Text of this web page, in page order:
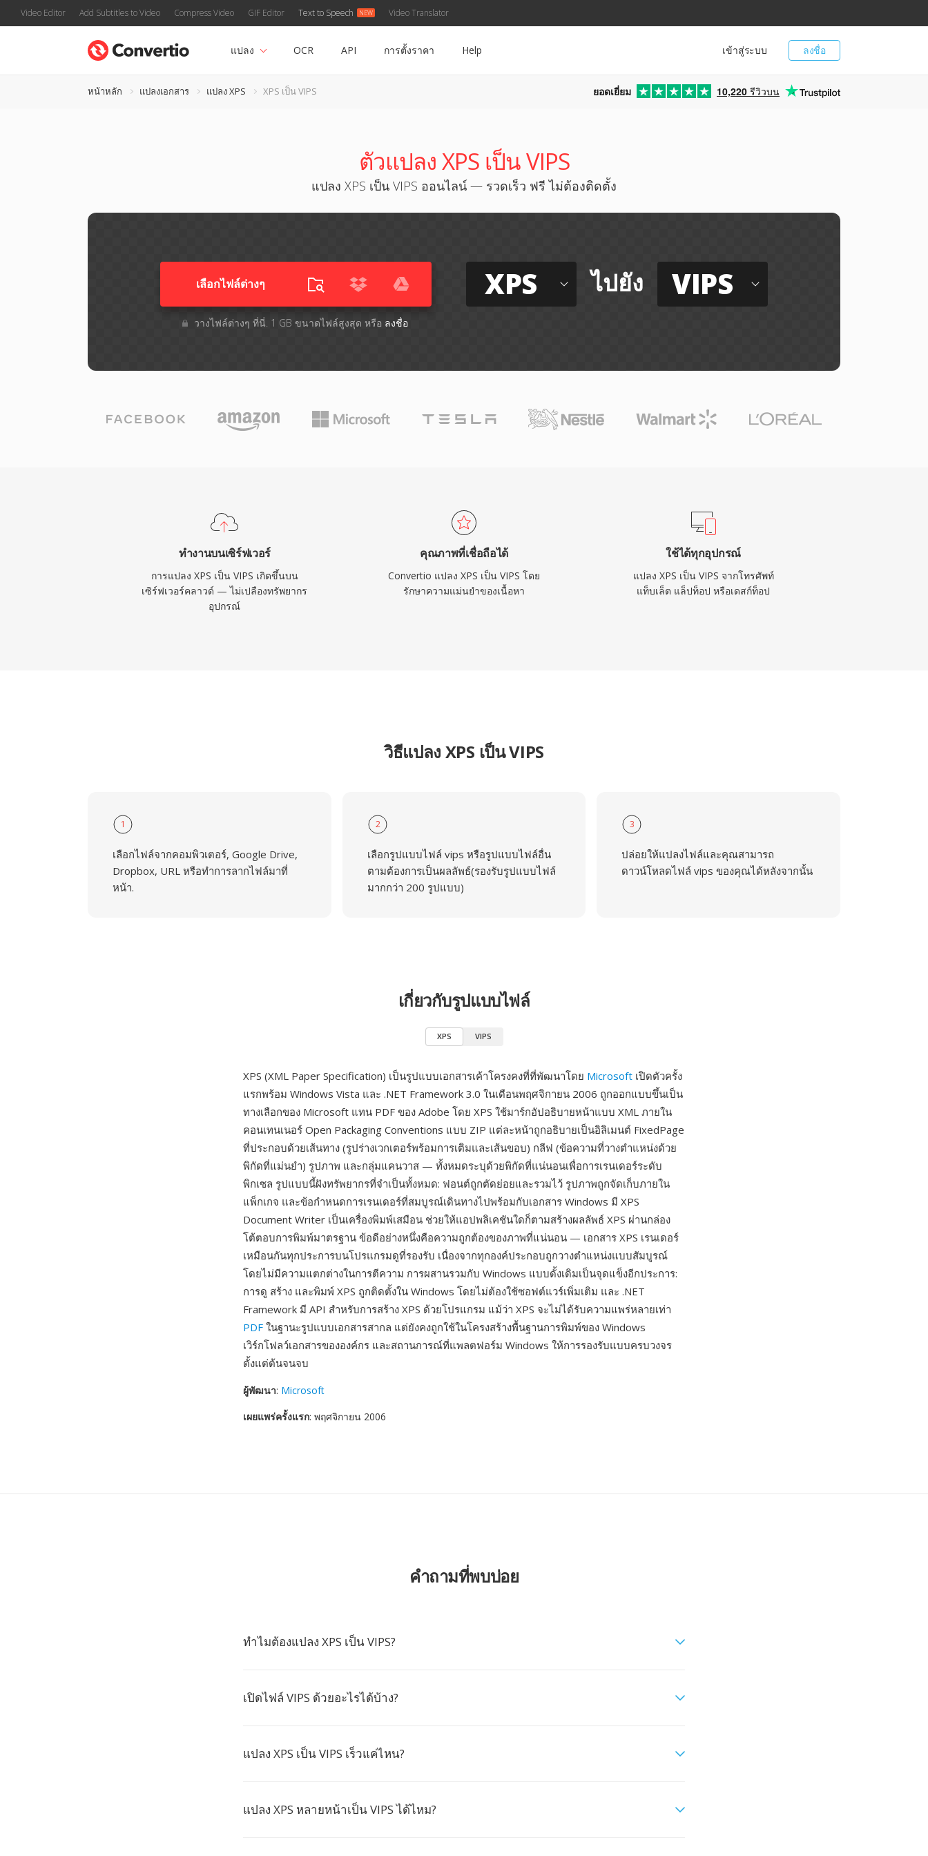
Video Editor Add Subtitles to Video Compress Video GIF Editor Text to Speech Video Translator
ลงชื่อ
เข้าสู่ระบบ
แปลง OCR API การตั้งราคา Help
หน้าหลัก แปลงเอกสาร แปลง XPS XPS เป็น VIPS ยอดเยี่ยม 10,220 รีวิวบน
ตัวแปลง XPS เป็น VIPS
แปลง XPS เป็น VIPS ออนไลน์ — รวดเร็ว ฟรี ไม่ต้องติดตั้ง
เลือกไฟล์ต่างๆ​
วางไฟล์ต่างๆ​ ที่นี่. 1 GB ขนาดไฟล์สูงสุด หรือ ลงชื่อ
XPS ไปยัง VIPS
ทำงานบนเซิร์ฟเวอร์
การแปลง XPS เป็น VIPS เกิดขึ้นบน
เซิร์ฟเวอร์คลาวด์ — ไม่เปลืองทรัพยากร
อุปกรณ์
คุณภาพที่เชื่อถือได้
Convertio แปลง XPS เป็น VIPS โดย
รักษาความแม่นยำของเนื้อหา
ใช้ได้ทุกอุปกรณ์
แปลง XPS เป็น VIPS จากโทรศัพท์
แท็บเล็ต แล็ปท็อป หรือเดสก์ท็อป
วิธีแปลง XPS เป็น VIPS
1
เลือกไฟล์จากคอมพิวเตอร์, Google Drive,
Dropbox, URL หรือทำการลากไฟล์มาที่
หน้า.
2
เลือกรูปแบบไฟล์ vips หรือรูปแบบไฟล์อื่น
ตามต้องการเป็นผลลัพธ์(รองรับรูปแบบไฟล์
มากกว่า 200 รูปแบบ)
3
ปล่อยให้แปลงไฟล์และคุณสามารถ
ดาวน์โหลดไฟล์ vips ของคุณได้หลังจากนั้น
เกี่ยวกับรูปแบบไฟล์
XPS VIPS
XPS (XML Paper Specification) เป็นรูปแบบเอกสารเค้าโครงคงที่ที่พัฒนาโดย Microsoft เปิดตัวครั้ง
แรกพร้อม Windows Vista และ .NET Framework 3.0 ในเดือนพฤศจิกายน 2006 ถูกออกแบบขึ้นเป็น
ทางเลือกของ Microsoft แทน PDF ของ Adobe โดย XPS ใช้มาร์กอัปอธิบายหน้าแบบ XML ภายใน
คอนเทนเนอร์ Open Packaging Conventions แบบ ZIP แต่ละหน้าถูกอธิบายเป็นอิลิเมนต์ FixedPage
ที่ประกอบด้วยเส้นทาง (รูปร่างเวกเตอร์พร้อมการเติมและเส้นขอบ) กลีฟ (ข้อความที่วางตำแหน่งด้วย
พิกัดที่แม่นยำ) รูปภาพ และกลุ่มแคนวาส — ทั้งหมดระบุด้วยพิกัดที่แน่นอนเพื่อการเรนเดอร์ระดับ
พิกเซล รูปแบบนี้ฝังทรัพยากรที่จำเป็นทั้งหมด: ฟอนต์ถูกตัดย่อยและรวมไว้ รูปภาพถูกจัดเก็บภายใน
แพ็กเกจ และข้อกำหนดการเรนเดอร์ที่สมบูรณ์เดินทางไปพร้อมกับเอกสาร Windows มี XPS
Document Writer เป็นเครื่องพิมพ์เสมือน ช่วยให้แอปพลิเคชันใดก็ตามสร้างผลลัพธ์ XPS ผ่านกล่อง
โต้ตอบการพิมพ์มาตรฐาน ข้อดีอย่างหนึ่งคือความถูกต้องของภาพที่แน่นอน — เอกสาร XPS เรนเดอร์
เหมือนกันทุกประการบนโปรแกรมดูที่รองรับ เนื่องจากทุกองค์ประกอบถูกวางตำแหน่งแบบสัมบูรณ์
โดยไม่มีความแตกต่างในการตีความ การผสานรวมกับ Windows แบบดั้งเดิมเป็นจุดแข็งอีกประการ:
การดู สร้าง และพิมพ์ XPS ถูกติดตั้งใน Windows โดยไม่ต้องใช้ซอฟต์แวร์เพิ่มเติม และ .NET
Framework มี API สำหรับการสร้าง XPS ด้วยโปรแกรม แม้ว่า XPS จะไม่ได้รับความแพร่หลายเท่า
PDF ในฐานะรูปแบบเอกสารสากล แต่ยังคงถูกใช้ในโครงสร้างพื้นฐานการพิมพ์ของ Windows
เวิร์กโฟลว์เอกสารขององค์กร และสถานการณ์ที่แพลตฟอร์ม Windows ให้การรองรับแบบครบวงจร
ตั้งแต่ต้นจนจบ
ผู้พัฒนา: Microsoft
เผยแพร่ครั้งแรก: พฤศจิกายน 2006
คำถามที่พบบ่อย
ทำไมต้องแปลง XPS เป็น VIPS?
เปิดไฟล์ VIPS ด้วยอะไรได้บ้าง?
แปลง XPS เป็น VIPS เร็วแค่ไหน?
แปลง XPS หลายหน้าเป็น VIPS ได้ไหม?